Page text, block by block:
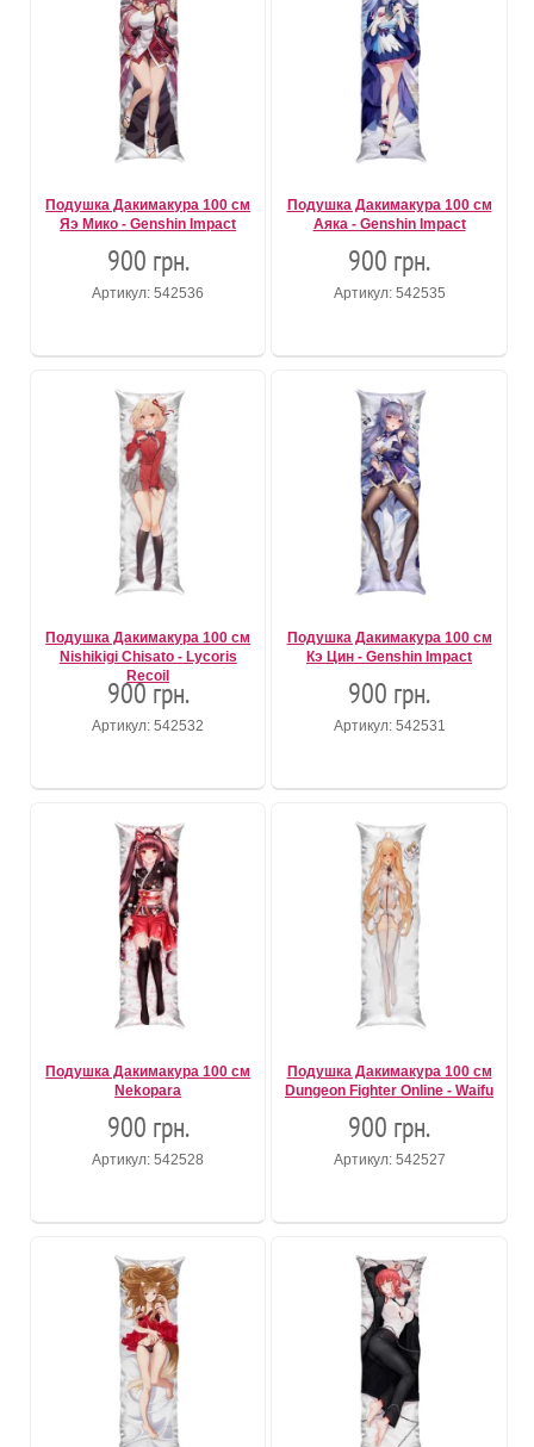
Подушка Дакимакура 100 см
Яэ Мико - Genshin Impact
900 грн.
Артикул: 542536
Подушка Дакимакура 100 см
Аяка - Genshin Impact
900 грн.
Артикул: 542535
Подушка Дакимакура 100 см
Nishikigi Chisato - Lycoris
Recoil
900 грн.
Артикул: 542532
Подушка Дакимакура 100 см
Кэ Цин - Genshin Impact
900 грн.
Артикул: 542531
Подушка Дакимакура 100 см
Nekopara
900 грн.
Артикул: 542528
Подушка Дакимакура 100 см
Dungeon Fighter Online - Waifu
900 грн.
Артикул: 542527